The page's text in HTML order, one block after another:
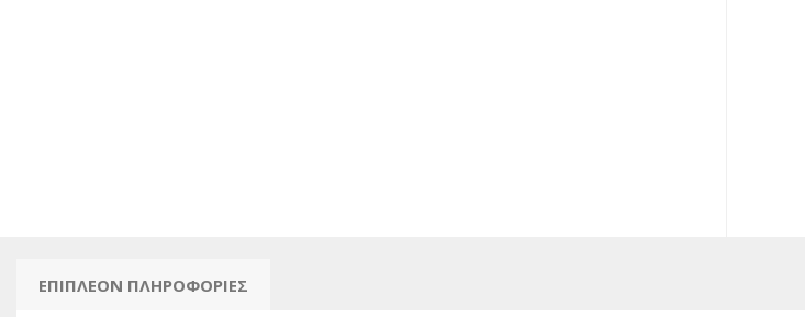
ΕΠΙΠΛΈΟΝ ΠΛΗΡΟΦΟΡΊΕΣ